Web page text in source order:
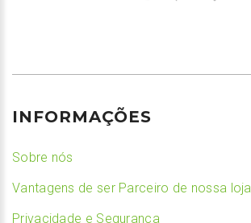
INFORMAÇÕES
Sobre nós
Vantagens de ser Parceiro de nossa loja
Privacidade e Segurança